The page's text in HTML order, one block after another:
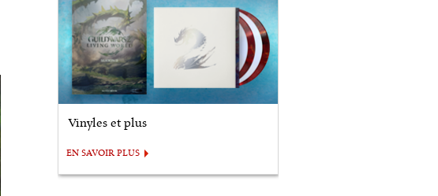
Vinyles et plus
EN SAVOIR PLUS